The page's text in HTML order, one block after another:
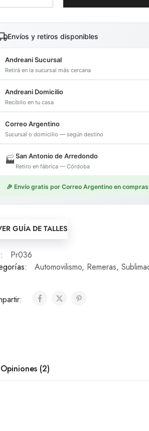
Envíos y retiros disponibles
Andreani Sucursal
Retirá en la sucursal más cercana
Andreani Domicilio
Recibilo en tu casa
Correo Argentino
Sucursal o domicilio — según destino
🏭San Antonio de Arredondo
Retiro en fábrica — Córdoba
🎉 Envío gratis por Correo Argentino en
GUÍA DE TALLES
Pr036
Automovilismo, Remeras,
Opiniones (2)